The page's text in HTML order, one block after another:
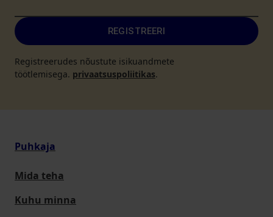
REGISTREERI
Registreerudes nõustute isikuandmete
töötlemisega. privaatsuspoliitikas.
Puhkaja
Mida teha
Kuhu minna